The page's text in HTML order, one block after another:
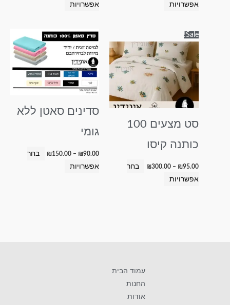
אפשרויות
אפשרויות
Sale!
סט מצעים 100
כותנה קיסו
₪95.00
–
₪300.00
מחירים:
⁦₪95.00⁩
עד
⁦₪300.00⁩
בחר
אפשרויות
זה
יש
מספר
סוגים.
את
בעמוד
המוצר
סדינים סאטן ללא
גומי
₪90.00
–
₪150.00
טווח
מחירים:
⁦₪90.00⁩
עד
בחר
אפשרויות
למוצר
זה
מספר
סוגים.
לבחור
בעמוד
עמוד הבית
החנות
אודות